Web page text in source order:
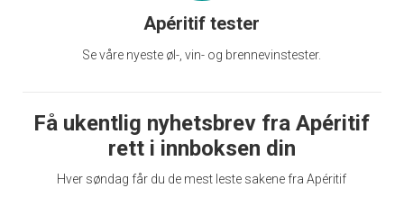
Apéritif tester
Se våre nyeste øl-, vin- og brennevinstester.
Få ukentlig nyhetsbrev fra Apéritif
rett i innboksen din
Hver søndag får du de mest leste sakene fra Apéritif